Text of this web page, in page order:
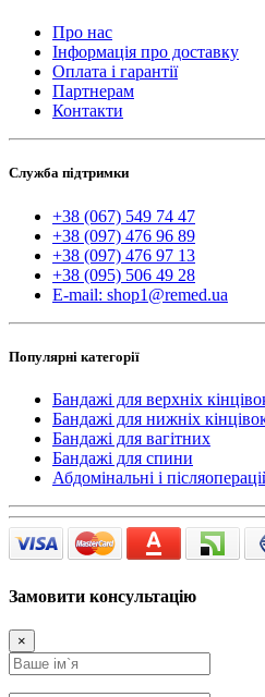
Про нас
Інформація про доставку
Оплата і гарантії
Партнерам
Контакти
Служба підтримки
+38 (067) 549 74 47
+38 (097) 476 96 89
+38 (097) 476 97 13
+38 (095) 506 49 28
E-mail: shop1@remed.ua
Популярні категорії
Бандажі для верхніх
Бандажі для нижніх
Бандажі для вагітних
Бандажі для спини
Абдомінальні і
Замовити консультацію
×